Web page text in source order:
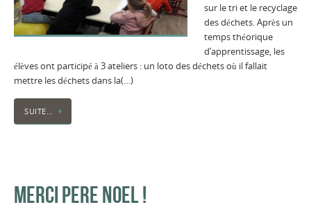
sur le tri et le recyclage
des déchets. Après un
temps théorique
d’apprentissage, les
élèves ont participé à 3 ateliers : un loto des déchets où il fallait
mettre les déchets dans la(…)
SUITE…
MERCI PERE NOEL !